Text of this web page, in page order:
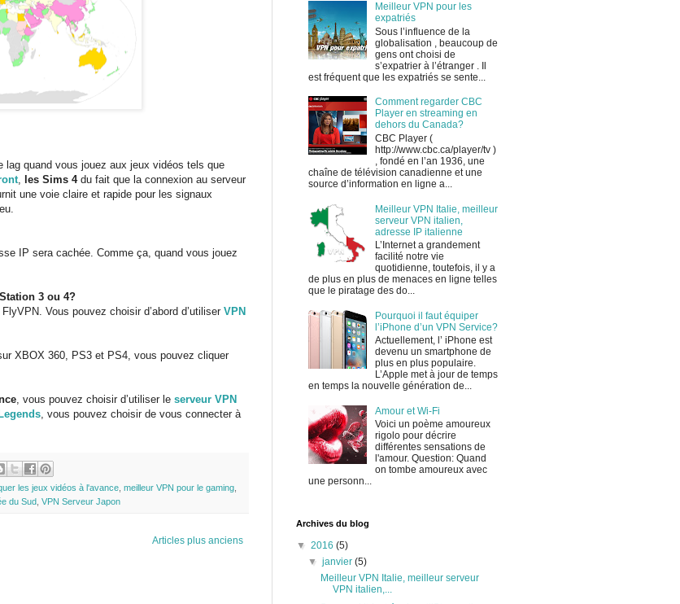
lag quand vous jouez aux jeux vidéos tels que
les Sims 4du fait que la connexion au serveur
une voie claire et rapide pour les signaux
IP sera cachée. Comme ça, quand vous jouez
3 ou 4?
Vous pouvez choisir d’abord d’utiliser VPN
XBOX 360, PS3 et PS4, vous pouvez cliquer
, vous pouvez choisir d’utiliser le serveur VPN
, vous pouvez choisir de vous connecter à
les jeux vidéos à l'avance meilleur VPN pour le gaming
du Sud VPN Serveur Japon
Articles plus anciens
Meilleur VPN pour les
expatriés
Sous l’influence de la
globalisation , beaucoup de
gens ont choisi de
s’expatrier à l’étranger . Il
est fréquent que les expatriés se sente...
Comment regarder CBC
Player en streaming en
dehors du Canada?
CBC Player (
http://www.cbc.ca/player/tv )
, fondé en l’an 1936, une
chaîne de télévision canadienne et une
source d’information en ligne a...
Meilleur VPN Italie, meilleur
serveur VPN italien,
adresse IP italienne
L’Internet a grandement
facilité notre vie
quotidienne, toutefois, il y a
de plus en plus de menaces en ligne telles
que le piratage des do...
Pourquoi il faut équiper
l’iPhone d’un VPN Service?
Actuellement, l’ iPhone est
devenu un smartphone de
plus en plus populaire.
L’Apple met à jour de temps
en temps la nouvelle génération de...
Amour et Wi-Fi
Voici un poème amoureux
rigolo pour décrire
différentes sensations de
l'amour. Question: Quand
on tombe amoureux avec
une personn...
Archives du blog
▼ 2016 (5)
▼janvier(5)
Meilleur VPN Italie, meilleur serveur
VPN italien,...